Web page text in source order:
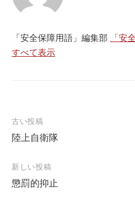
「安全保障用語」編集部
「安
すべて表示
投
稿
ナ
ビ
ゲ
古い投稿
陸上自衛隊
新しい投稿
懲罰的抑止